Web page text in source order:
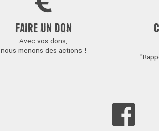
FAIRE UN DON
Avec vos dons,
nous menons des actions !